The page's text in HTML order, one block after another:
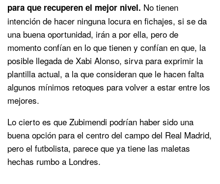
para que recuperen el mejor nivel. No tienen
intención de hacer ninguna locura en fichajes, si se da
una buena oportunidad, irán a por ella, pero de
momento confían en lo que tienen y confían en que, la
posible llegada de Xabi Alonso, sirva para exprimir la
plantilla actual, a la que consideran que le hacen falta
algunos mínimos retoques para volver a estar entre los
mejores.
Lo cierto es que Zubimendi podrían haber sido una
buena opción para el centro del campo del Real Madrid,
pero el futbolista, parece que ya tiene las maletas
hechas rumbo a Londres.